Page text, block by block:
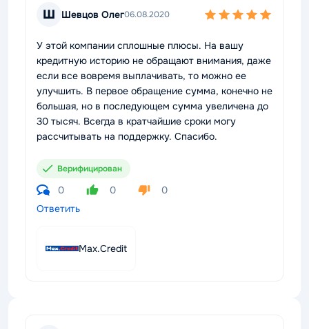
Ш Шевцов Олег06.08.2020
У этой компании сплошные плюсы. На вашу
кредитную историю не обращают внимания, даже
если все вовремя выплачивать, то можно ее
улучшить. В первое обращение сумма, конечно не
большая, но в последующем сумма увеличена до
30 тысяч. Всегда в кратчайшие сроки могу
рассчитывать на поддержку. Спасибо.
Верифицирован
0 0
0
Ответить
Max.Credit